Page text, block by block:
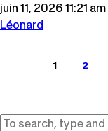
juin 11, 2026 11:21 am
Léonard
1 2